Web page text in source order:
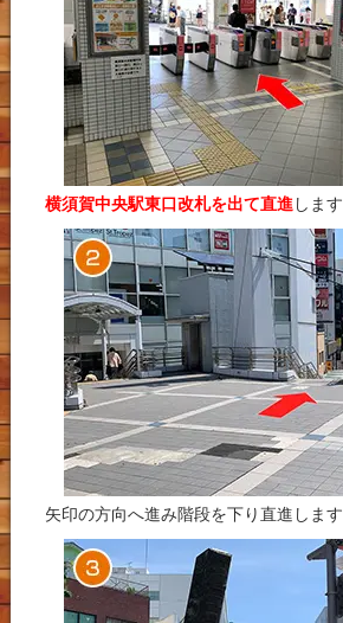
横須賀中央駅東口改札を出て直進します
矢印の方向へ進み階段を下り直進します